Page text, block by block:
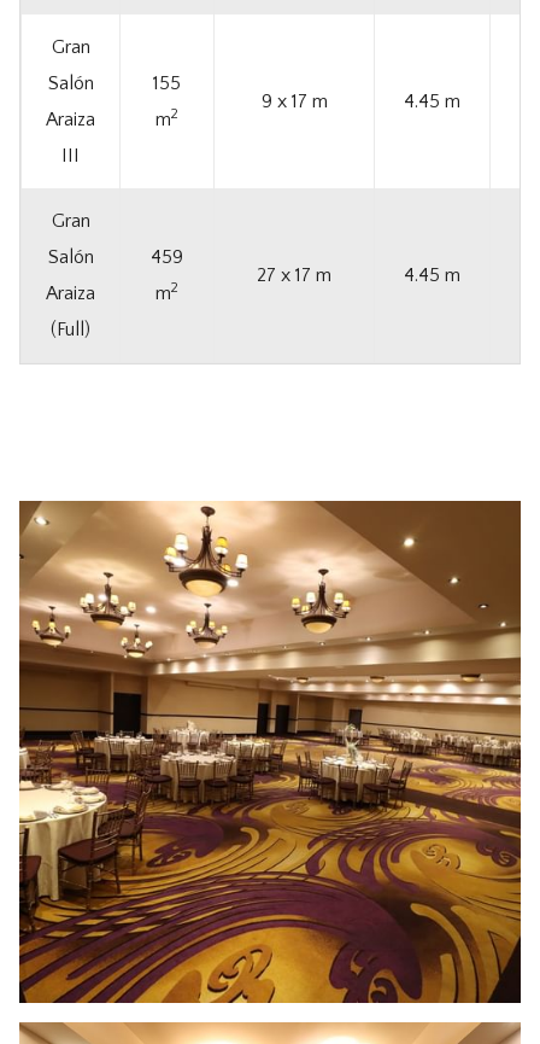
Gran
Salón
Araiza
III
155
m2
9 x 17 m 4.45 m
Gran
Salón
Araiza
(Full)
459
m2
27 x 17 m 4.45 m